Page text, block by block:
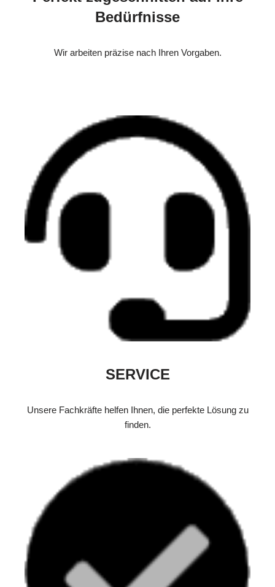
Bedürfnisse
Wir arbeiten präzise nach Ihren Vorgaben.
SERVICE
Unsere Fachkräfte helfen Ihnen, die perfekte Lösung zu
finden.